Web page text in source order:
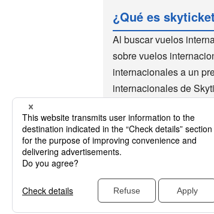
¿Qué es
Al buscar vuelos
sobre vuelos
internacionales a un
internacionales de
de vuelos
mundo utilizan
descuento. Es muy
millones de descargas
Skyticket también
nacionales, wifi